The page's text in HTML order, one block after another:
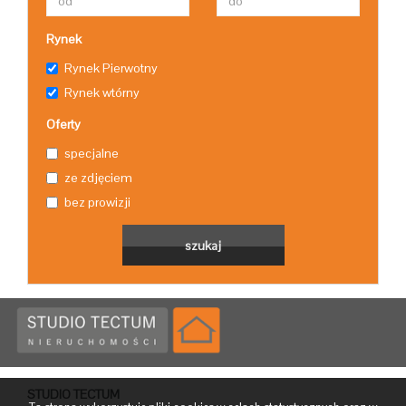
Rynek
Rynek Pierwotny
Rynek wtórny
Oferty
specjalne
ze zdjęciem
bez prowizji
STUDIO TECTUM